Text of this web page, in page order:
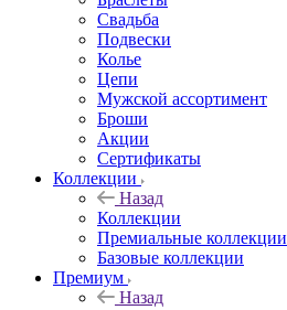
Свадьба
Подвески
Колье
Цепи
Мужской ассортимент
Броши
Акции
Сертификаты
Коллекции
Назад
Коллекции
Премиальные коллекции
Базовые коллекции
Премиум
Назад